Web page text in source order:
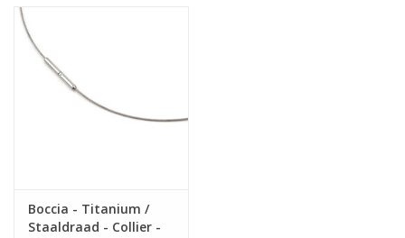
Boccia - Titanium /
Staaldraad - Collier -